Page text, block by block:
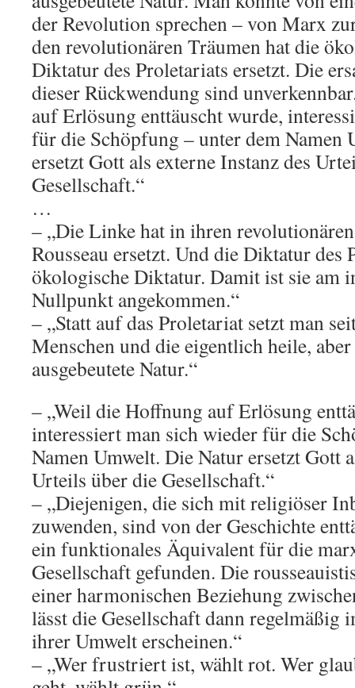
der Revolution sprechen – von Marx
den revolutionären Träumen hat die
Diktatur des Proletariats ersetzt. Die
dieser Rückwendung sind
auf Erlösung enttäuscht wurde,
für die Schöpfung – unter dem Namen
ersetzt Gott als externe Instanz des
Gesellschaft.“
…
– „Die Linke hat in ihren
Rousseau ersetzt. Und die Diktatur des
ökologische Diktatur. Damit ist sie am
Nullpunkt angekommen.“
– „Statt auf das Proletariat setzt man
Menschen und die eigentlich heile,
ausgebeutete Natur.“
– „Weil die Hoffnung auf Erlösung
interessiert man sich wieder für die
Namen Umwelt. Die Natur ersetzt Gott
Urteils über die Gesellschaft.“
– „Diejenigen, die sich mit religiöser
zuwenden, sind von der Geschichte
ein funktionales Äquivalent für die
Gesellschaft gefunden. Die
einer harmonischen Beziehung
lässt die Gesellschaft dann regelmäßig
ihrer Umwelt erscheinen.“
– „Wer frustriert ist, wählt rot. Wer